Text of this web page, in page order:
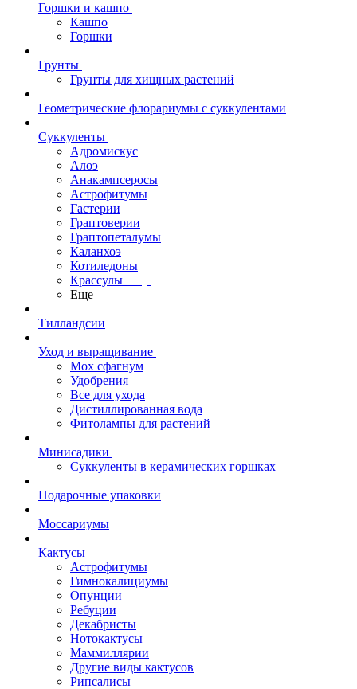
Горшки и кашпо
Кашпо
Горшки
Грунты
Грунты для хищных растений
Геометрические флорариумы с суккулентами
Суккуленты
Адромискус
Алоэ
Анакампсеросы
Астрофитумы
Гастерии
Граптоверии
Граптопеталумы
Каланхоэ
Котиледоны
Крассулы
Еще
Тилландсии
Уход и выращивание
Мох сфагнум
Удобрения
Все для ухода
Дистиллированная вода
Фитолампы для растений
Минисадики
Суккуленты в керамических горшках
Подарочные упаковки
Моссариумы
Кактусы
Астрофитумы
Гимнокалициумы
Опунции
Ребуции
Декабристы
Нотокактусы
Маммиллярии
Другие виды кактусов
Рипсалисы